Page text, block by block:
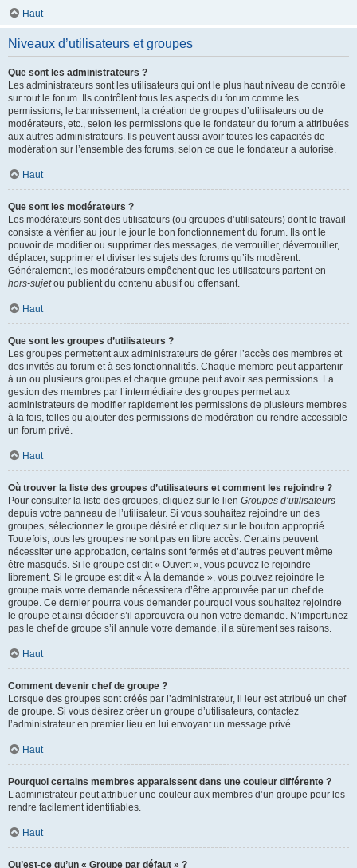
Haut
Niveaux d’utilisateurs et groupes
Que sont les administrateurs ?
Les administrateurs sont les utilisateurs qui ont le plus haut niveau de contrôle
sur tout le forum. Ils contrôlent tous les aspects du forum comme les
permissions, le bannissement, la création de groupes d’utilisateurs ou de
modérateurs, etc., selon les permissions que le fondateur du forum a attribuées
aux autres administrateurs. Ils peuvent aussi avoir toutes les capacités de
modération sur l’ensemble des forums, selon ce que le fondateur a autorisé.
Haut
Que sont les modérateurs ?
Les modérateurs sont des utilisateurs (ou groupes d’utilisateurs) dont le travail
consiste à vérifier au jour le jour le bon fonctionnement du forum. Ils ont le
pouvoir de modifier ou supprimer des messages, de verrouiller, déverrouiller,
déplacer, supprimer et diviser les sujets des forums qu’ils modèrent.
Généralement, les modérateurs empêchent que les utilisateurs partent en
hors-sujetou publient du contenu abusif ou offensant.
Haut
Que sont les groupes d’utilisateurs ?
Les groupes permettent aux administrateurs de gérer l’accès des membres et
des invités au forum et à ses fonctionnalités. Chaque membre peut appartenir
à un ou plusieurs groupes et chaque groupe peut avoir ses permissions. La
gestion des membres par l’intermédiaire des groupes permet aux
administrateurs de modifier rapidement les permissions de plusieurs membres
à la fois, telles qu’ajouter des permissions de modération ou rendre accessible
un forum privé.
Haut
Où trouver la liste des groupes d’utilisateurs et comment les rejoindre ?
Pour consulter la liste des groupes, cliquez sur le lien Groupes d’utilisateurs
depuis votre panneau de l’utilisateur. Si vous souhaitez rejoindre un des
groupes, sélectionnez le groupe désiré et cliquez sur le bouton approprié.
Toutefois, tous les groupes ne sont pas en libre accès. Certains peuvent
nécessiter une approbation, certains sont fermés et d’autres peuvent même
être masqués. Si le groupe est dit « Ouvert », vous pouvez le rejoindre
librement. Si le groupe est dit « À la demande », vous pouvez rejoindre le
groupe mais votre demande nécessitera d’être approuvée par un chef de
groupe. Ce dernier pourra vous demander pourquoi vous souhaitez rejoindre
le groupe et ainsi décider s’il approuvera ou non votre demande. N’importunez
pas le chef de groupe s’il annule votre demande, il a sûrement ses raisons.
Haut
Comment devenir chef de groupe ?
Lorsque des groupes sont créés par l’administrateur, il leur est attribué un chef
de groupe. Si vous désirez créer un groupe d’utilisateurs, contactez
l’administrateur en premier lieu en lui envoyant un message privé.
Haut
Pourquoi certains membres apparaissent dans une couleur différente ?
L’administrateur peut attribuer une couleur aux membres d’un groupe pour les
rendre facilement identifiables.
Haut
Qu’est-ce qu’un « Groupe par défaut » ?